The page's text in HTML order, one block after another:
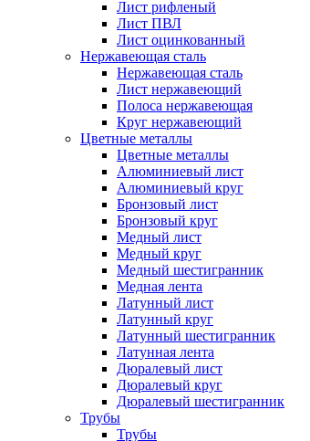
Лист рифленый
Лист ПВЛ
Лист оцинкованный
Нержавеющая сталь
Нержавеющая сталь
Лист нержавеющий
Полоса нержавеющая
Круг нержавеющий
Цветные металлы
Цветные металлы
Алюминиевый лист
Алюминиевый круг
Бронзовый лист
Бронзовый круг
Медный лист
Медный круг
Медный шестигранник
Медная лента
Латунный лист
Латунный круг
Латунный шестигранник
Латунная лента
Дюралевый лист
Дюралевый круг
Дюралевый шестигранник
Трубы
Трубы